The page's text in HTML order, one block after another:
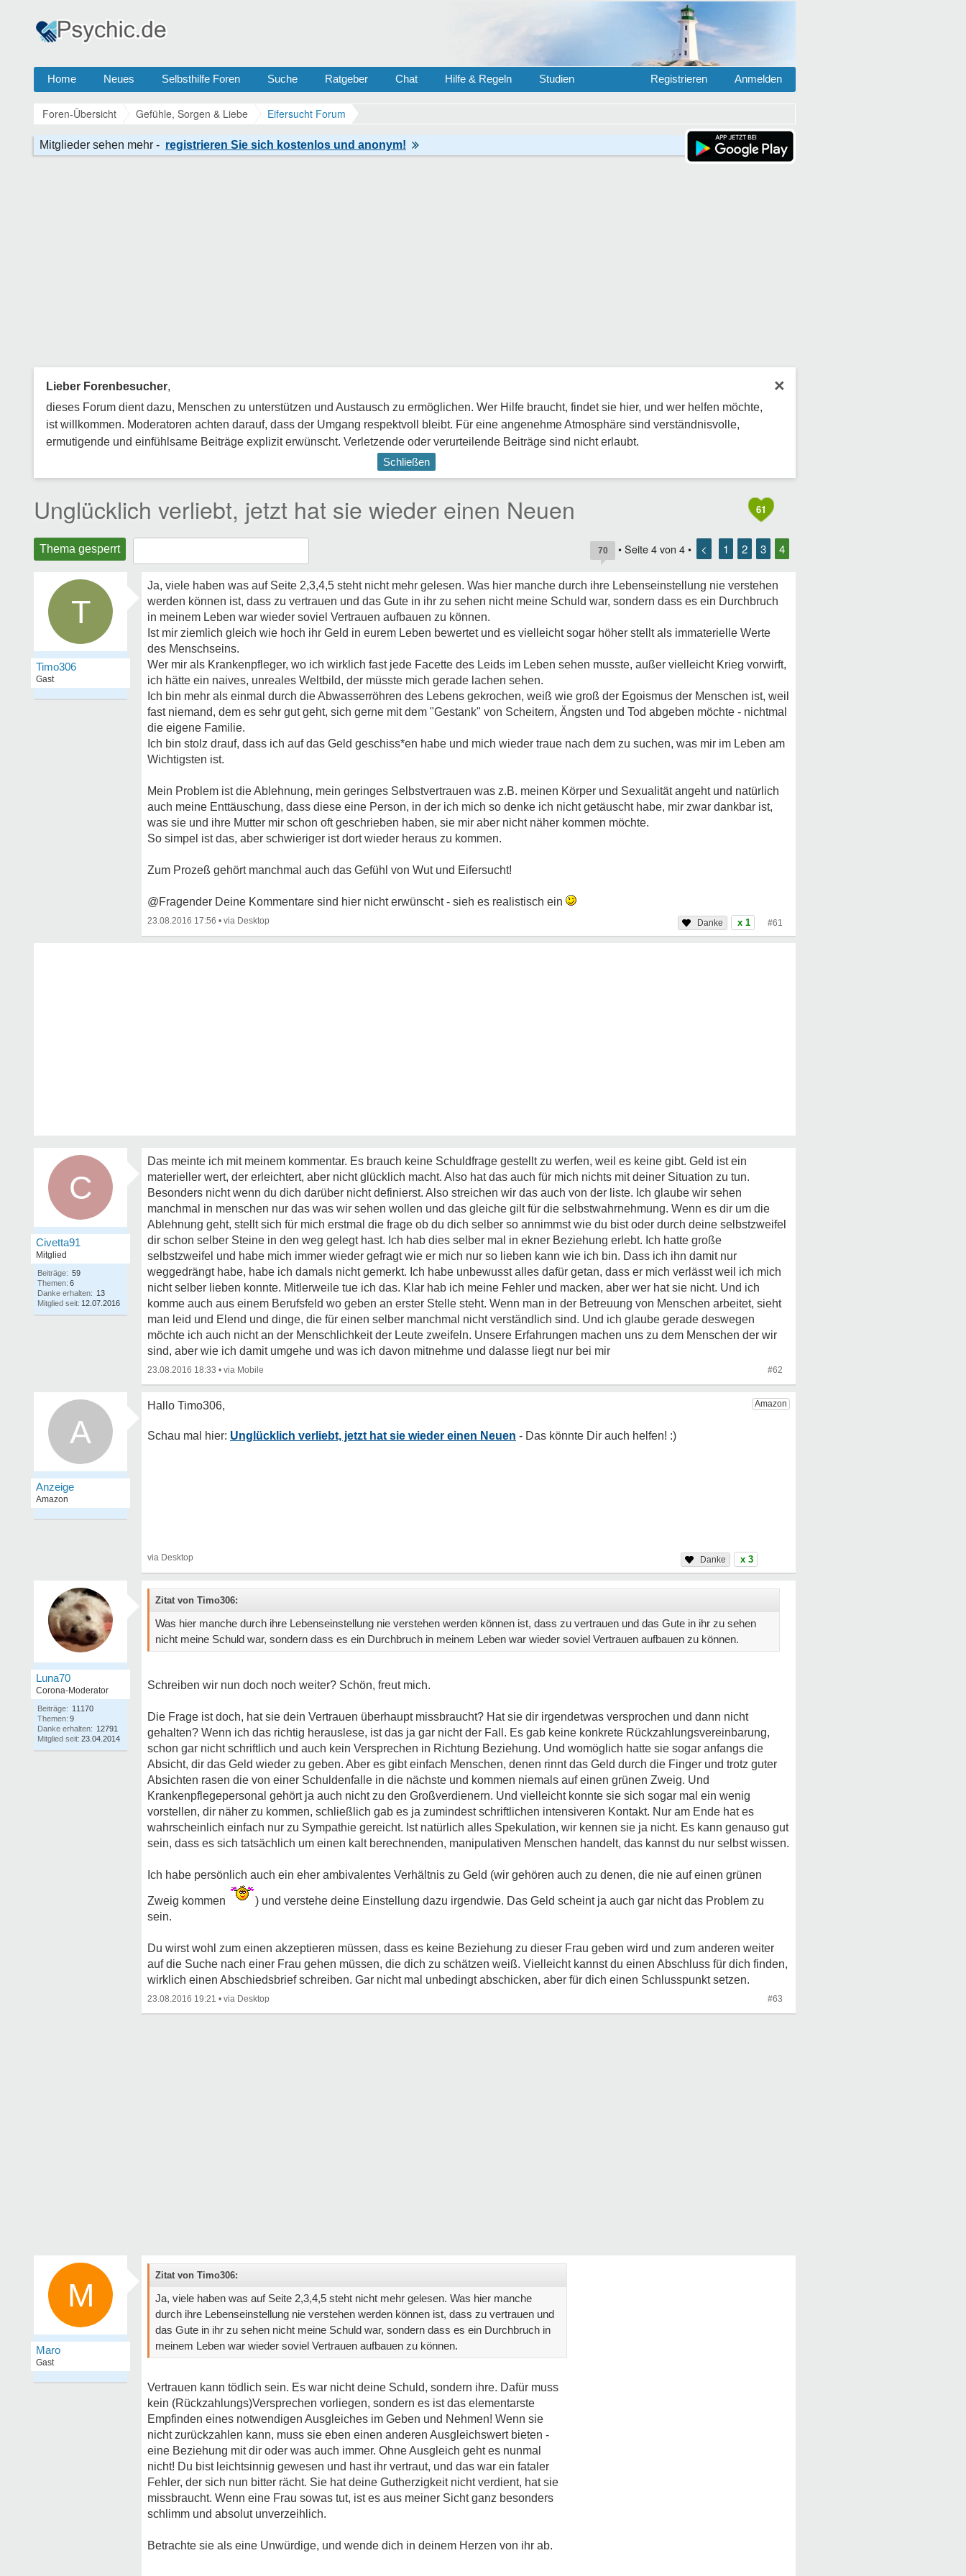
Home Neues Selbsthilfe Foren Suche Ratgeber Chat Hilfe & Regeln Studien Anmelden
Registrieren
Foren-Übersicht Gefühle, Sorgen & Liebe Eifersucht Forum
×
Lieber Forenbesucher,
dieses Forum dient dazu, Menschen zu unterstützen und Austausch zu ermöglichen. Wer Hilfe braucht, findet sie hier, und wer helfen möchte,
ist willkommen. Moderatoren achten darauf, dass der Umgang respektvoll bleibt. Für eine angenehme Atmosphäre sind verständnisvolle,
ermutigende und einfühlsame Beiträge explizit erwünscht. Verletzende oder verurteilende Beiträge sind nicht erlaubt.
Schließen
61
Unglücklich verliebt, jetzt hat sie wieder einen Neuen
Thema gesperrt 70 • Seite 4 von 4 • < 1 2 3 4
T
Timo306
Gast
Ja, viele haben was auf Seite 2,3,4,5 steht nicht mehr gelesen. Was hier manche durch ihre Lebenseinstellung nie verstehen
werden können ist, dass zu vertrauen und das Gute in ihr zu sehen nicht meine Schuld war, sondern dass es ein Durchbruch
in meinem Leben war wieder soviel Vertrauen aufbauen zu können.
Ist mir ziemlich gleich wie hoch ihr Geld in eurem Leben bewertet und es vielleicht sogar höher stellt als immaterielle Werte
des Menschseins.
Wer mir als Krankenpfleger, wo ich wirklich fast jede Facette des Leids im Leben sehen musste, außer vielleicht Krieg vorwirft,
ich hätte ein naives, unreales Weltbild, der müsste mich gerade lachen sehen.
Ich bin mehr als einmal durch die Abwasserröhren des Lebens gekrochen, weiß wie groß der Egoismus der Menschen ist, weil
fast niemand, dem es sehr gut geht, sich gerne mit dem "Gestank" von Scheitern, Ängsten und Tod abgeben möchte - nichtmal
die eigene Familie.
Ich bin stolz drauf, dass ich auf das Geld geschiss*en habe und mich wieder traue nach dem zu suchen, was mir im Leben am
Wichtigsten ist.
Mein Problem ist die Ablehnung, mein geringes Selbstvertrauen was z.B. meinen Körper und Sexualität angeht und natürlich
auch meine Enttäuschung, dass diese eine Person, in der ich mich so denke ich nicht getäuscht habe, mir zwar dankbar ist,
was sie und ihre Mutter mir schon oft geschrieben haben, sie mir aber nicht näher kommen möchte.
So simpel ist das, aber schwieriger ist dort wieder heraus zu kommen.
Zum Prozeß gehört manchmal auch das Gefühl von Wut und Eifersucht!
@Fragender Deine Kommentare sind hier nicht erwünscht - sieh es realistisch ein
23.08.2016 17:56 • x 1 #61
C
Civetta91
Mitglied
Beiträge: 59
Themen: 6
Danke erhalten: 13
Mitglied seit: 12.07.2016
Das meinte ich mit meinem kommentar. Es brauch keine Schuldfrage gestellt zu werfen, weil es keine gibt. Geld ist ein
materieller wert, der erleichtert, aber nicht glücklich macht. Also hat das auch für mich nichts mit deiner Situation zu tun.
Besonders nicht wenn du dich darüber nicht definierst. Also streichen wir das auch von der liste. Ich glaube wir sehen
manchmal in menschen nur das was wir sehen wollen und das gleiche gilt für die selbstwahrnehmung. Wenn es dir um die
Ablehnung geht, stellt sich für mich erstmal die frage ob du dich selber so annimmst wie du bist oder durch deine selbstzweifel
dir schon selber Steine in den weg gelegt hast. Ich hab dies selber mal in ekner Beziehung erlebt. Ich hatte große
selbstzweifel und habe mich immer wieder gefragt wie er mich nur so lieben kann wie ich bin. Dass ich ihn damit nur
weggedrängt habe, habe ich damals nicht gemerkt. Ich habe unbewusst alles dafür getan, dass er mich verlässt weil ich mich
nicht selber lieben konnte. Mitlerweile tue ich das. Klar hab ich meine Fehler und macken, aber wer hat sie nicht. Und ich
komme auch aus einem Berufsfeld wo geben an erster Stelle steht. Wenn man in der Betreuung von Menschen arbeitet, sieht
man leid und Elend und dinge, die für einen selber manchmal nicht verständlich sind. Und ich glaube gerade deswegen
möchte ich auch nicht an der Menschlichkeit der Leute zweifeln. Unsere Erfahrungen machen uns zu dem Menschen der wir
sind, aber wie ich damit umgehe und was ich davon mitnehme und dalasse liegt nur bei mir
23.08.2016 18:33 • #62
A Unglücklich verliebt, jetzt hat sie wieder einen Neuen
x 3
Luna70
Corona-Moderator
Beiträge: 11170
Themen: 9
Danke erhalten: 12791
Mitglied seit: 23.04.2014
Zitat von Timo306:
Was hier manche durch ihre Lebenseinstellung nie verstehen werden können ist, dass zu vertrauen und das Gute in ihr zu sehen
nicht meine Schuld war, sondern dass es ein Durchbruch in meinem Leben war wieder soviel Vertrauen aufbauen zu können.
Schreiben wir nun doch noch weiter? Schön, freut mich.
Die Frage ist doch, hat sie dein Vertrauen überhaupt missbraucht? Hat sie dir irgendetwas versprochen und dann nicht
gehalten? Wenn ich das richtig herauslese, ist das ja gar nicht der Fall. Es gab keine konkrete Rückzahlungsvereinbarung,
schon gar nicht schriftlich und auch kein Versprechen in Richtung Beziehung. Und womöglich hatte sie sogar anfangs die
Absicht, dir das Geld wieder zu geben. Aber es gibt einfach Menschen, denen rinnt das Geld durch die Finger und trotz guter
Absichten rasen die von einer Schuldenfalle in die nächste und kommen niemals auf einen grünen Zweig. Und
Krankenpflegepersonal gehört ja auch nicht zu den Großverdienern. Und vielleicht konnte sie sich sogar mal ein wenig
vorstellen, dir näher zu kommen, schließlich gab es ja zumindest schriftlichen intensiveren Kontakt. Nur am Ende hat es
wahrscheinlich einfach nur zu Sympathie gereicht. Ist natürlich alles Spekulation, wir kennen sie ja nicht. Es kann genauso gut
sein, dass es sich tatsächlich um einen kalt berechnenden, manipulativen Menschen handelt, das kannst du nur selbst wissen.
Ich habe persönlich auch ein eher ambivalentes Verhältnis zu Geld (wir gehören auch zu denen, die nie auf einen grünen
Zweig kommen
) und verstehe deine Einstellung dazu irgendwie. Das Geld scheint ja auch gar nicht das Problem zu
sein.
Du wirst wohl zum einen akzeptieren müssen, dass es keine Beziehung zu dieser Frau geben wird und zum anderen weiter
auf die Suche nach einer Frau gehen müssen, die dich zu schätzen weiß. Vielleicht kannst du einen Abschluss für dich finden,
wirklich einen Abschiedsbrief schreiben. Gar nicht mal unbedingt abschicken, aber für dich einen Schlusspunkt setzen.
23.08.2016 19:21 • #63
M
Maro
Gast
Zitat von Timo306:
Ja, viele haben was auf Seite 2,3,4,5 steht nicht mehr gelesen. Was hier manche
durch ihre Lebenseinstellung nie verstehen werden können ist, dass zu vertrauen und
das Gute in ihr zu sehen nicht meine Schuld war, sondern dass es ein Durchbruch in
meinem Leben war wieder soviel Vertrauen aufbauen zu können.
Vertrauen kann tödlich sein. Es war nicht deine Schuld, sondern ihre. Dafür muss
kein (Rückzahlungs)Versprechen vorliegen, sondern es ist das elementarste
Empfinden eines notwendigen Ausgleiches im Geben und Nehmen! Wenn sie
nicht zurückzahlen kann, muss sie eben einen anderen Ausgleichswert bieten -
eine Beziehung mit dir oder was auch immer. Ohne Ausgleich geht es nunmal
nicht! Du bist leichtsinnig gewesen und hast ihr vertraut, und das war ein fataler
Fehler, der sich nun bitter rächt. Sie hat deine Gutherzigkeit nicht verdient, hat sie
missbraucht. Wenn eine Frau sowas tut, ist es aus meiner Sicht ganz besonders
schlimm und absolut unverzeihlich.
Betrachte sie als eine Unwürdige, und wende dich in deinem Herzen von ihr ab.